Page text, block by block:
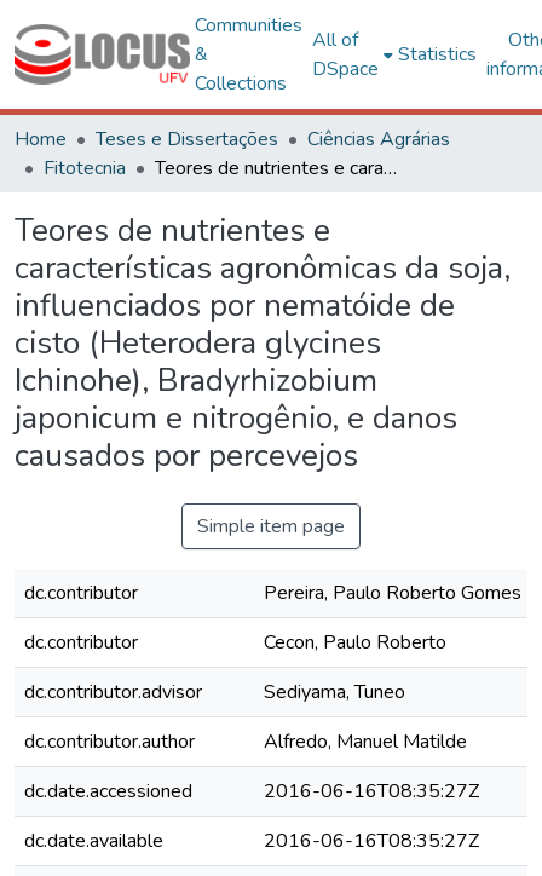
Communities
&
Collections
All of
DSpace
Statistics
Home Teses e Dissertações
Ciências Agrárias
Fitotecnia
Teores de nutrientes e características agronômicas da soja, influenciados por nematóide de cisto (Heterodera glycines Ichinohe), Bradyrhizobium japonicum e nitrogênio, e danos causados por percevejos
Teores de nutrientes e
características agronômicas da soja,
influenciados por nematóide de
cisto (Heterodera glycines
Ichinohe), Bradyrhizobium
japonicum e nitrogênio, e danos
causados por percevejos
Simple item page
dc.contributor
Pereira, Paulo Roberto Gomes
dc.contributor
Cecon, Paulo Roberto
dc.contributor.advisor
Sediyama, Tuneo
dc.contributor.author
Alfredo, Manuel Matilde
dc.date.accessioned
2016-06-16T08:35:27Z
dc.date.available
2016-06-16T08:35:27Z